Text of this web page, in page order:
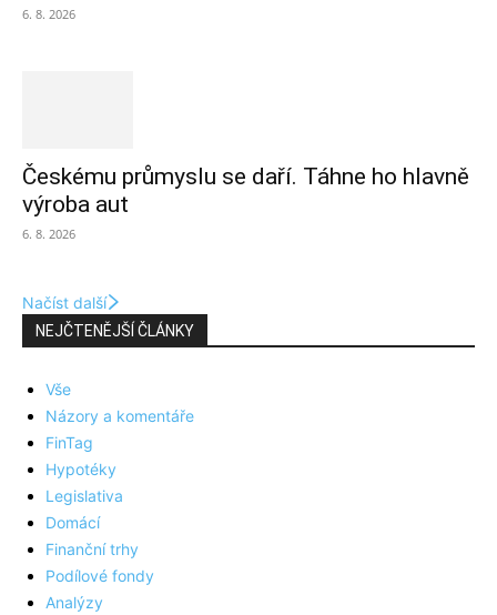
6. 8. 2026
Českému průmyslu se daří. Táhne ho hlavně
výroba aut
6. 8. 2026
Načíst další
NEJČTENĚJŠÍ ČLÁNKY
Vše
Názory a komentáře
FinTag
Hypotéky
Legislativa
Domácí
Finanční trhy
Podílové fondy
Analýzy